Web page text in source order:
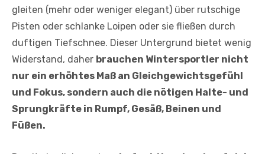
gleiten (mehr oder weniger elegant) über rutschige
Pisten oder schlanke Loipen oder sie fließen durch
duftigen Tiefschnee. Dieser Untergrund bietet wenig
Widerstand, daher brauchen Wintersportler nicht
nur ein erhöhtes Maß an Gleichgewichtsgefühl
und Fokus, sondern auch die nötigen Halte- und
Sprungkräfte in Rumpf, Gesäß, Beinen und
Füßen.